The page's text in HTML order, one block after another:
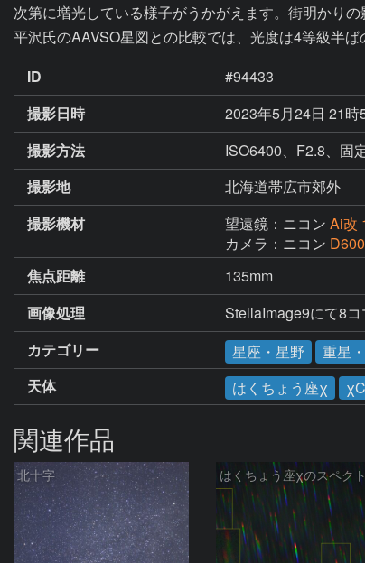
次第に増光している様子がうかがえます。街明かりの
平沢氏のAAVSO星図との比較では、光度は4等級半ば
ID
#94433
撮影日時
2023年5月24日 21時
撮影方法
ISO6400、F2.8、固
撮影地
北海道帯広市郊外
撮影機材
望遠鏡：ニコン Ai改
カメラ：ニコン
焦点距離
135mm
画像処理
StellaImage9にて8
カテゴリー
星座・星野
重星
天体
はくちょう座χ
関連作品
北十字